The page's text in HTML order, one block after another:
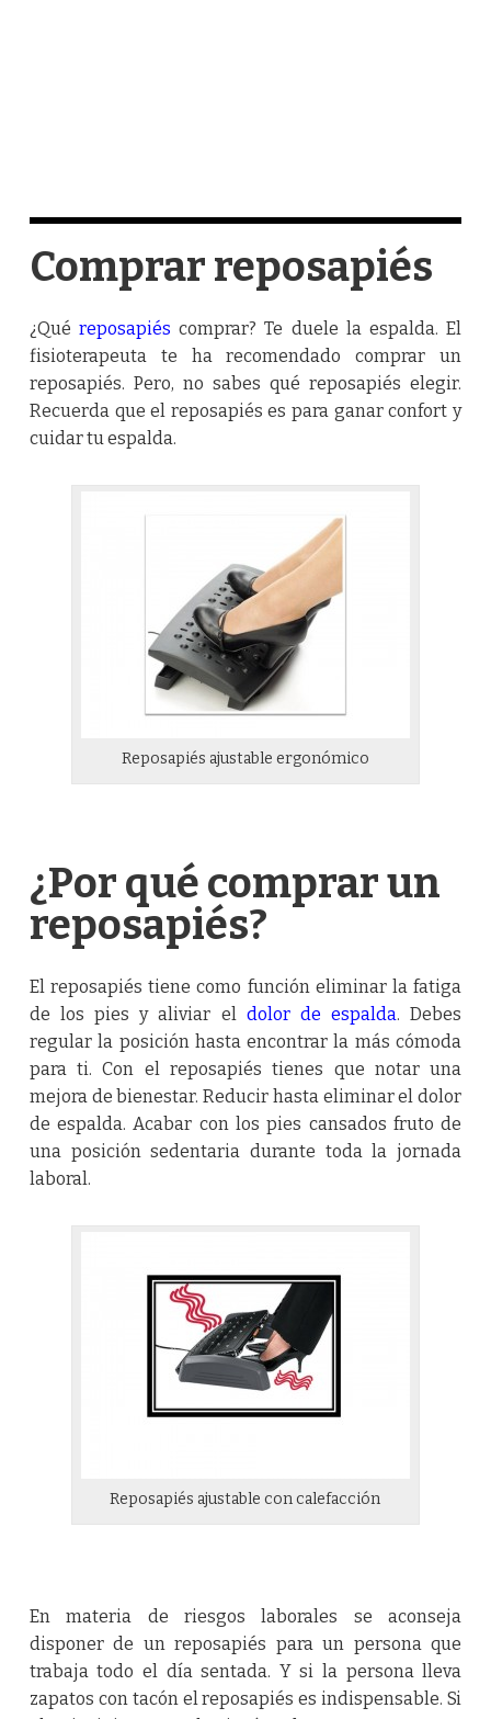
Comprar reposapiés
¿Quéreposapiés comprar? Te duele la espalda. El
fisioterapeuta te ha recomendado comprar un
reposapiés. Pero, no sabes qué reposapiés elegir.
Recuerda que el reposapiés es para ganar confort y
cuidar tu espalda.
Reposapiés ajustable ergonómico
¿Por qué comprar un
reposapiés?
El reposapiés tiene como función eliminar la fatiga
de los pies y aliviar el dolor de espalda. Debes
regular la posición hasta encontrar la más cómoda
para ti. Con el reposapiés tienes que notar una
mejora de bienestar. Reducir hasta eliminar el dolor
de espalda. Acabar con los pies cansados fruto de
una posición sedentaria durante toda la jornada
laboral.
Reposapiés ajustable con calefacción
En materia de riesgos laborales se aconseja
disponer de un reposapiés para un persona que
trabaja todo el día sentada. Y si la persona lleva
zapatos con tacón el reposapiés es indispensable. Si